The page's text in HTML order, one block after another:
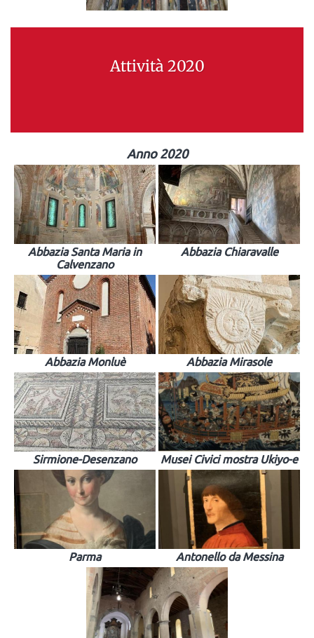
Attività 2020
Anno 2020
Abbazia Santa Maria in
Calvenzano
Abbazia Chiaravalle
Abbazia Monluè Abbazia Mirasole
Sirmione-Desenzano Musei Civici mostra Ukiyo-e
Parma Antonello da Messina